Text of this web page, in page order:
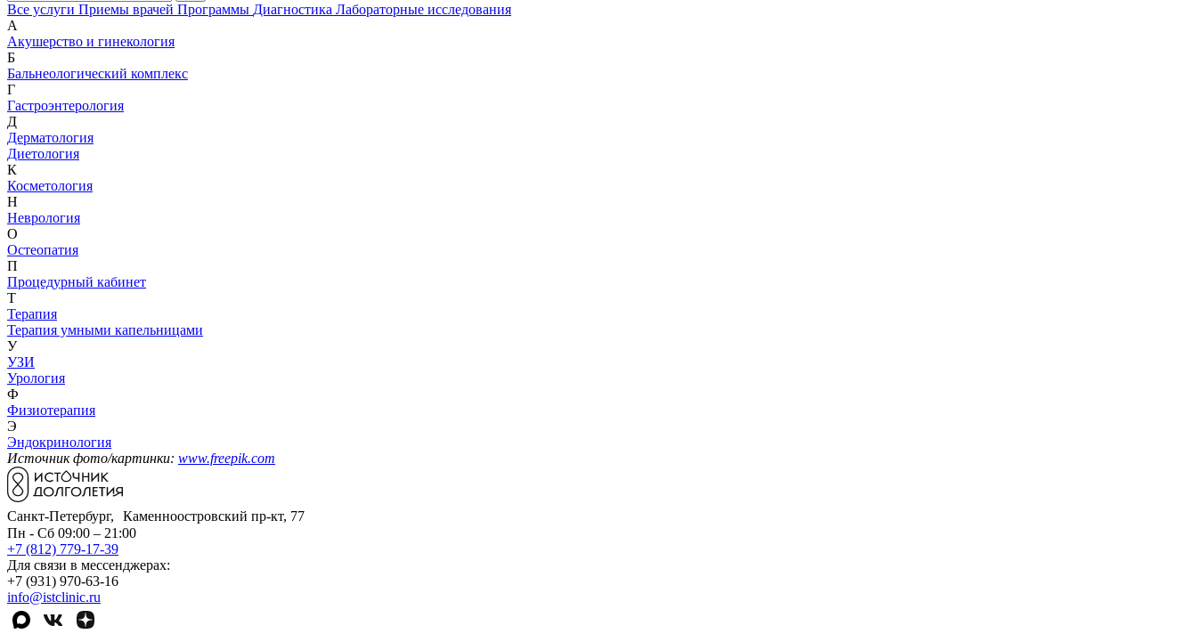
Все услуги Приемы врачей Программы Диагностика Лабораторные исследования
А
Акушерство и гинекология
Б
Бальнеологический комплекс
Г
Гастроэнтерология
Д
Дерматология
Диетология
К
Косметология
Н
Неврология
О
Остеопатия
П
Процедурный кабинет
Т
Терапия
Терапия умными капельницами
У
УЗИ
Урология
Ф
Физиотерапия
Э
Эндокринология
Источник фото/картинки: www.freepik.com
Санкт-Петербург, Каменноостровский пр-кт, 77
Пн - Сб 09:00 – 21:00
+7 (812) 779-17-39
Для связи в мессенджерах:
+7 (931) 970-63-16
info@istclinic.ru